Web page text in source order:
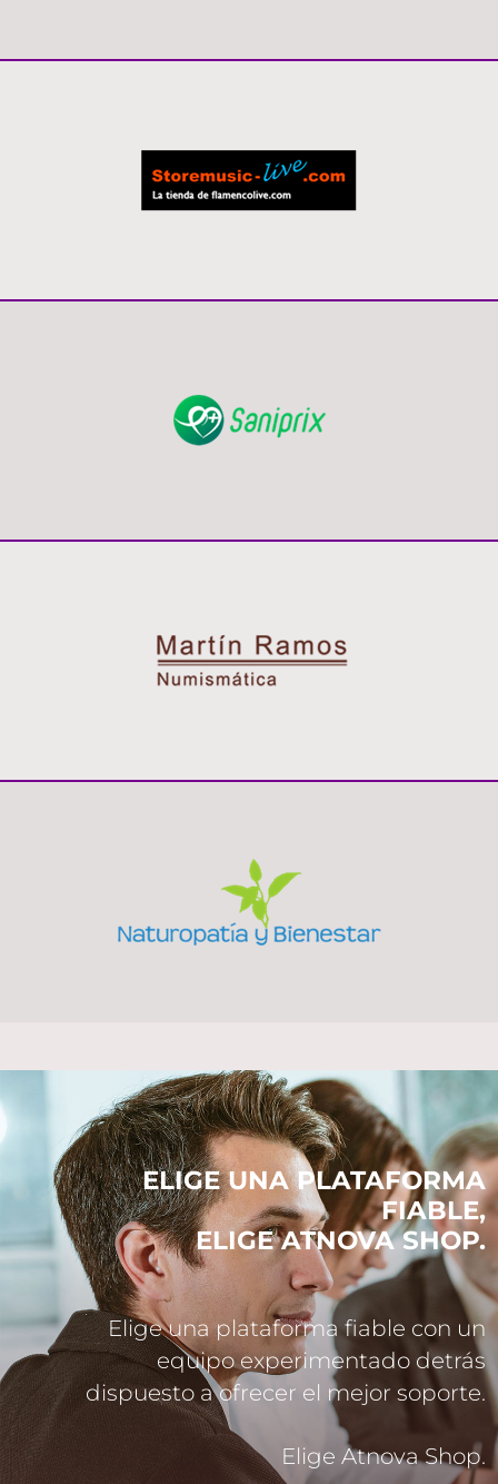
ELIGE UNAPLATAFORMA
FIABLE,
ELIGE ATNOVA SHOP.
Elige una plataforma fiable con un
equipo experimentado detrás
dispuesto a ofrecer el mejor soporte.
Elige Atnova Shop.